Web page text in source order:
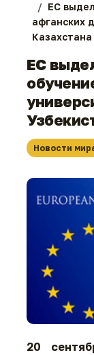
ЕС
афганских
ЕС
Новости
20